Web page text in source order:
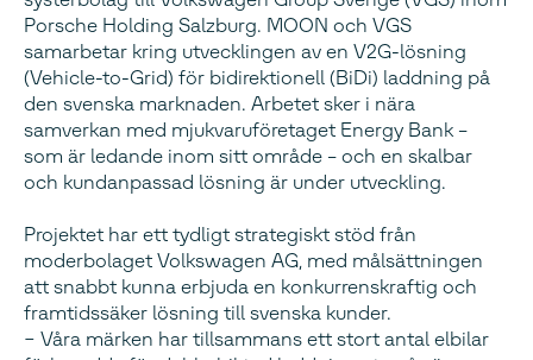
Porsche Holding Salzburg. MOON och VGS
samarbetar kring utvecklingen av en V2G-lösning
(Vehicle-to-Grid) för bidirektionell (BiDi) laddning på
den svenska marknaden. Arbetet sker i nära
samverkan med mjukvaruföretaget Energy Bank –
som är ledande inom sitt område – och en skalbar
och kundanpassad lösning är under utveckling.
Projektet har ett tydligt strategiskt stöd från
moderbolaget Volkswagen AG, med målsättningen
att snabbt kunna erbjuda en konkurrenskraftig och
framtidssäker lösning till svenska kunder.
− Våra märken har tillsammans ett stort antal elbilar